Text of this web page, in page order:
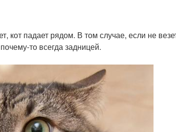
кот падает рядом. В том случае, если не
то всегда задницей.